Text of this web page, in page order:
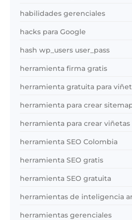
habilidades gerenciales
hacks para Google
hash wp_users user_pass
herramienta firma gratis
herramienta gratuita para
herramienta para crear
herramienta para crear viñetas
herramienta SEO Colombia
herramienta SEO gratis
herramienta SEO gratuita
herramientas de inteligencia
herramientas gerenciales